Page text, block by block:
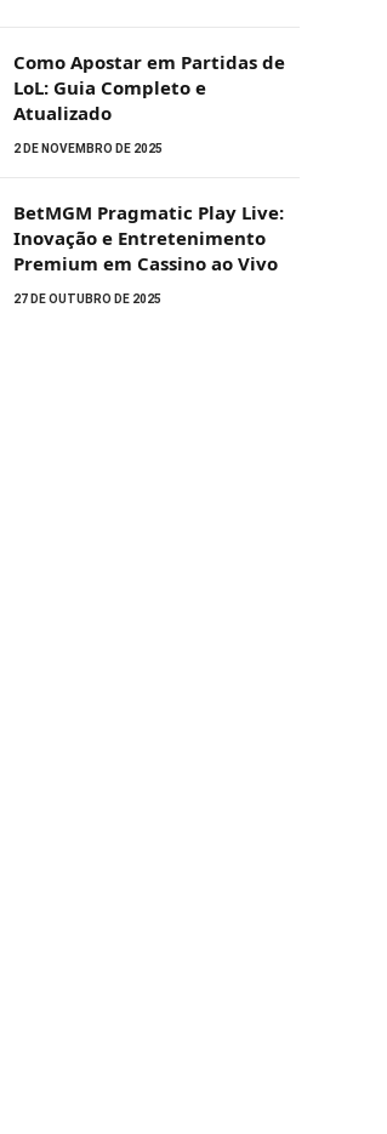
Como Apostar em Partidas de
LoL: Guia Completo e
Atualizado
2 DE NOVEMBRO DE 2025
BetMGM Pragmatic Play Live:
Inovação e Entretenimento
Premium em Cassino ao Vivo
27 DE OUTUBRO DE 2025